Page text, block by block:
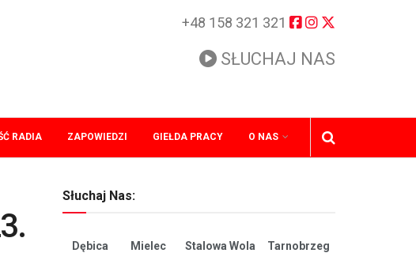
+48 158 321 321
SŁUCHAJ NAS
RADIA ZAPOWIEDZI GIEŁDA PRACY O NAS
Słuchaj Nas:
Dębica Mielec Stalowa Wola
Tarnobrzeg